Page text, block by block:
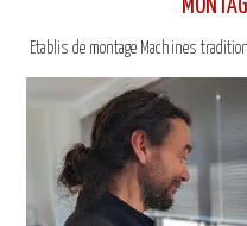
Etablis de montage Machines